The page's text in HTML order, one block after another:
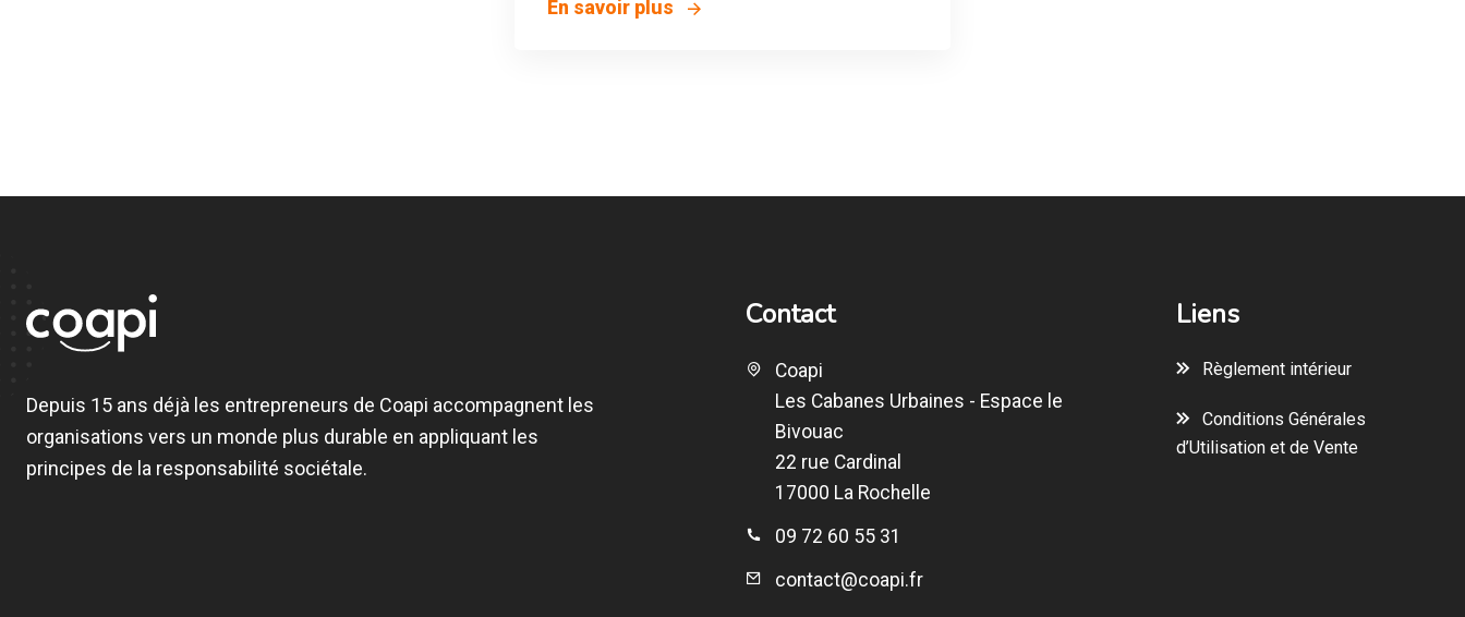
En savoir plus
Depuis 15 ans déjà les entrepreneurs de Coapi accompagnent les
organisations vers un monde plus durable en appliquant les
principes de la responsabilité sociétale.
Contact
Coapi
Les Cabanes Urbaines - Espace le
Bivouac
22 rue Cardinal
17000 La Rochelle
09 72 60 55 31
contact@coapi.fr
Liens
Règlement intérieur
Conditions Générales
d’Utilisation et de Vente